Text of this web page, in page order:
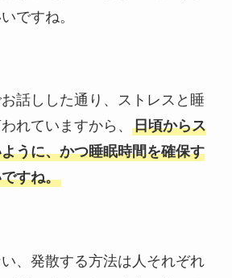
ですね。
話しした通り、ストレスと睡
れていますから、 日頃からス
うに、かつ睡眠時間を確保す
すね。
、発散する方法は人それぞれ